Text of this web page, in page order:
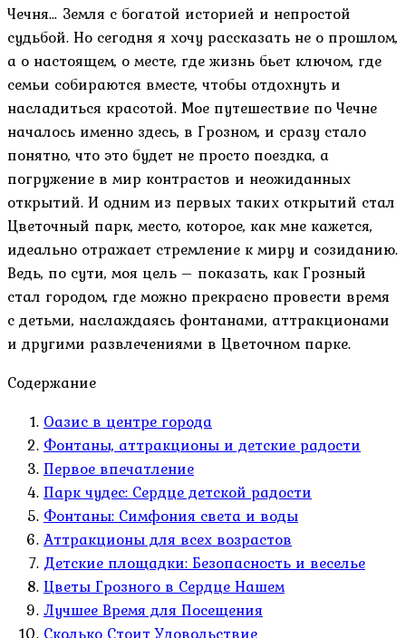
Чечня… Земля с богатой историей и непростой
судьбой. Но сегодня я хочу рассказать не о прошлом,
а о настоящем, о месте, где жизнь бьет ключом, где
семьи собираются вместе, чтобы отдохнуть и
насладиться красотой. Мое путешествие по Чечне
началось именно здесь, в Грозном, и сразу стало
понятно, что это будет не просто поездка, а
погружение в мир контрастов и неожиданных
открытий. И одним из первых таких открытий стал
Цветочный парк, место, которое, как мне кажется,
идеально отражает стремление к миру и созиданию.
Ведь, по сути, моя цель – показать, как Грозный
стал городом, где можно прекрасно провести время
с детьми, наслаждаясь фонтанами, аттракционами
и другими развлечениями в Цветочном парке.
Содержание
Оазис в центре города
Фонтаны, аттракционы и детские радости
Первое впечатление
Парк чудес: Сердце детской радости
Фонтаны: Симфония света и воды
Аттракционы для всех возрастов
Детские площадки: Безопасность и веселье
Цветы Грозного в Сердце Нашем
Лучшее Время для Посещения
Сколько Стоит Удовольствие